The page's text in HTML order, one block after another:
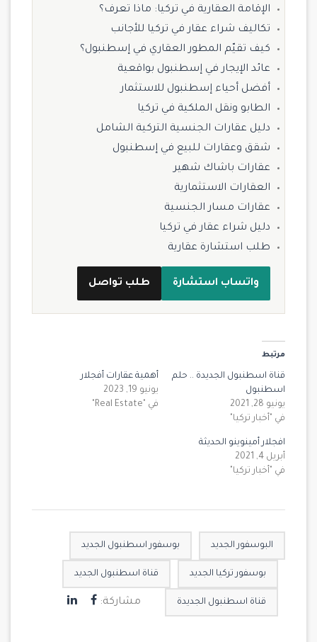
الإقامة العقارية في تركيا: ماذا تعرف؟
تكاليف شراء عقار في تركيا للأجانب
كيف تقيّم المطور العقاري في إسطنبول؟
عائد الإيجار في إسطنبول بواقعية
أفضل أحياء إسطنبول للاستثمار
الطابو ونقل الملكية في تركيا
دليل عقارات الجنسية التركية الشامل
شقق وعقارات للبيع في إسطنبول
عقارات باشاك شهير
العقارات الاستثمارية
عقارات مسار الجنسية
دليل شراء عقار في تركيا
طلب استشارة عقارية
واتساب استشارة طلب تواصل
مرتبط
قناة اسطنبول الجديدة .. حلم
اسطنبول
يونيو 28, 2021
في "أخبار تركيا"
أهمية عقارات أفجلار
يونيو 19, 2023
في "Real Estate"
افجلار أمينوينو الحديثة
أبريل 4, 2021
في "أخبار تركيا"
البوسفور الجديد بوسفور اسطنبول الجديد
بوسفور تركيا الجديد قناة اسطنبول الجديد
قناة اسطنبول الجديدة مشاركة: